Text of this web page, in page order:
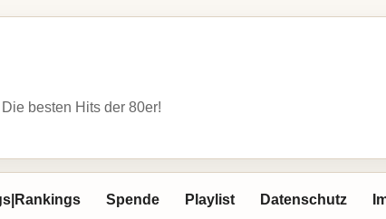
besten Hits der 80er!
Spende Playlist Datenschutz